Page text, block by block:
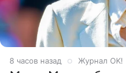
8 часов назад Журнал OK!